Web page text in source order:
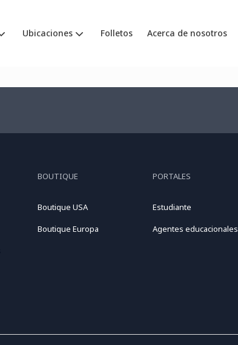
Ubicaciones Folletos Acerca de nosotros
BOUTIQUE
Boutique USA
Boutique Europa
PORTALES
Estudiante
Agentes educacionales